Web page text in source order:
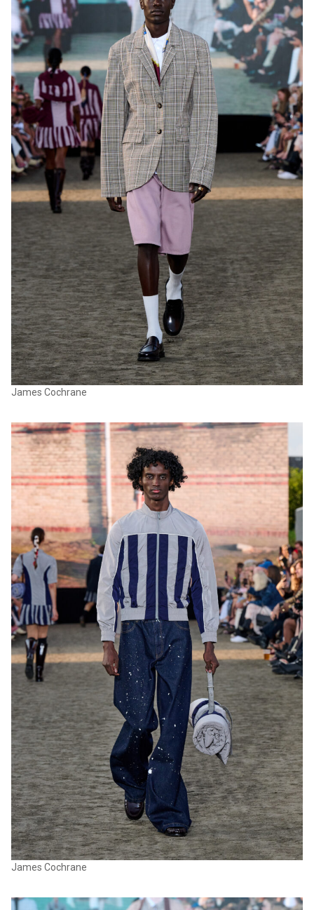
James Cochrane
James Cochrane